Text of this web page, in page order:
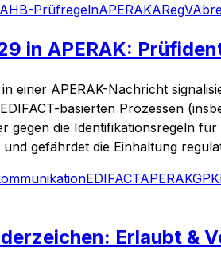
AHB-PrüfregelnAPERAKARegV
in APERAK:
einer APERAK-Nachricht
basierten Prozessen
gegen die Identifikationsregeln
gefährdet die Einhaltung
EDIFACTAPERAK
Erlaubt &